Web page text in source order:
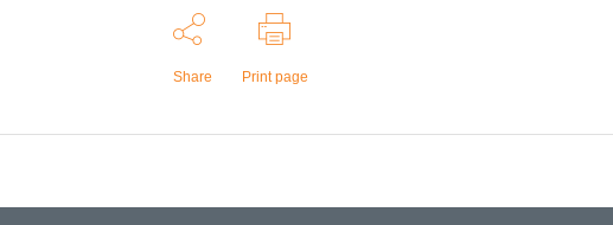
Share Print page